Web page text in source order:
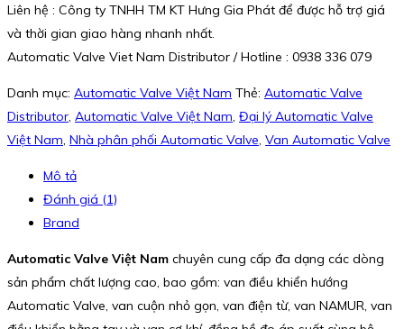
Liên hệ : Công ty TNHH TM KT Hưng Gia Phát để được hỗ trợ giá
và thời gian giao hàng nhanh nhất.
Automatic Valve Viet Nam Distributor / Hotline : 0938 336 079
Danh mục: Automatic Valve Việt Nam Thẻ: Automatic Valve
Distributor, Automatic Valve Việt Nam, Đại lý Automatic Valve
Việt Nam, Nhà phân phối Automatic Valve, Van Automatic Valve
Mô tả
Đánh giá (1)
Brand
Automatic Valve Việt Nam chuyên cung cấp đa dạng các dòng
sản phẩm chất lượng cao, bao gồm: van điều khiển hướng
Automatic Valve, van cuộn nhỏ gọn, van điện từ, van NAMUR, van